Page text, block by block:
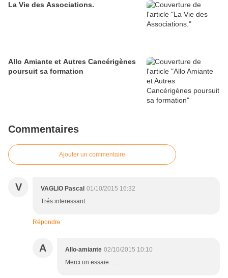
La Vie des Associations.
Allo Amiante et Autres Cancérigènes
poursuit sa formation
Commentaires
Ajouter un commentaire
V VAGLIO Pascal 01/10/2015 16:32
Trés interessant.
Répondre
A Allo-amiante 02/10/2015 10:10
Merci on essaie. . .